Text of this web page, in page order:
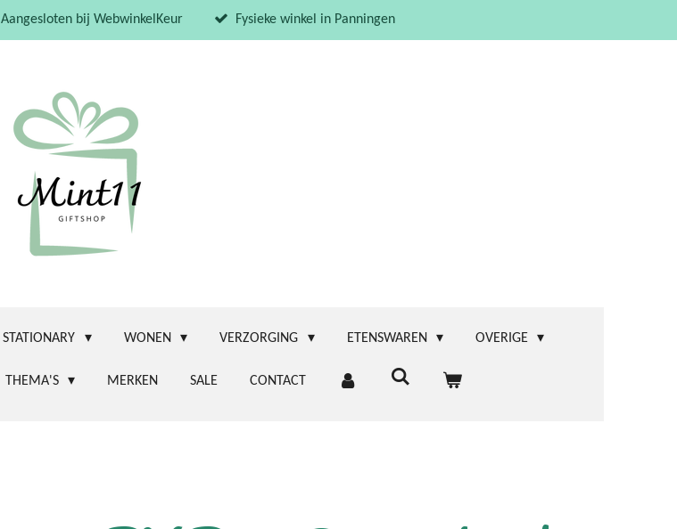
Aangesloten bij WebwinkelKeur Fysieke winkel in Panningen
STATIONARY WONEN VERZORGING ETENSWAREN OVERIGE
THEMA'S MERKEN SALE CONTACT